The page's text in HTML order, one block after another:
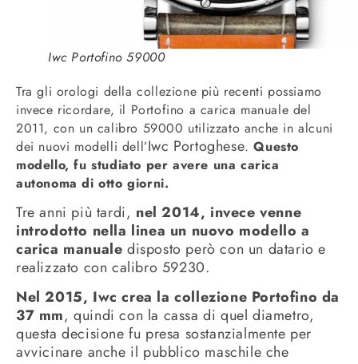
Iwc Portofino 59000
Tra gli orologi della collezione più recenti possiamo
invece ricordare, il Portofino a carica manuale del
2011, con un calibro 59000 utilizzato anche in alcuni
dei nuovi modelli dell’Iwc Portoghese.Questo
modello, fu studiato per avere una carica
autonoma di otto giorni.
Tre anni più tardi, nel 2014, invece venne
introdotto nella linea un nuovo modello a
carica manuale disposto però con un datario e
realizzato con calibro 59230.
Nel 2015, Iwc crea la collezione Portofino da
37 mm, quindi con la cassa di quel diametro,
questa decisione fu presa sostanzialmente per
avvicinare anche il pubblico maschile che